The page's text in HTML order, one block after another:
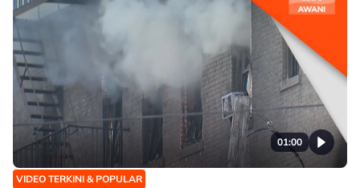
01:00
VIDEO TERKINI & POPULAR